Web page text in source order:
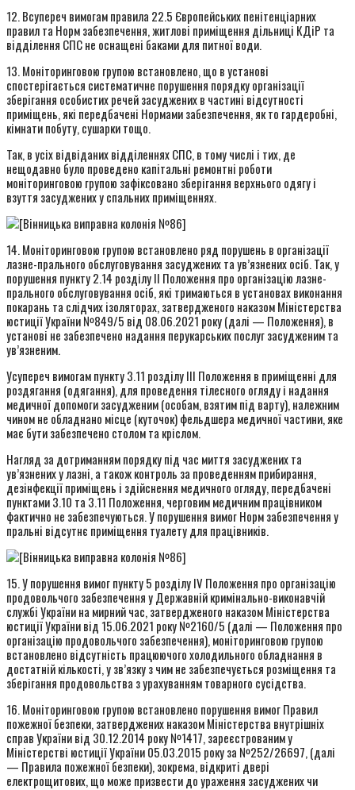
12. Всупереч вимогам правила 22.5 Європейських пенітенціарних
правил та Норм забезпечення, житлові приміщення дільниці КДіР та
відділення СПС не оснащені баками для питної води.
13. Моніторинговою групою встановлено, що в установі
спостерігається систематичне порушення порядку організації
зберігання особистих речей засуджених в частині відсутності
приміщень, які передбачені Нормами забезпечення, як то гардеробні,
кімнати побуту, сушарки тощо.
Так, в усіх відвіданих відділеннях СПС, в тому числі і тих, де
нещодавно було проведено капітальні ремонтні роботи
моніторинговою групою зафіксовано зберігання верхнього одягу і
взуття засуджених у спальних приміщеннях.
14. Моніторинговою групою встановлено ряд порушень в організації
лазне-прального обслуговування засуджених та ув’язнених осіб. Так, у
порушення пункту 2.14 розділу II Положення про організацію лазне-
прального обслуговування осіб, які тримаються в установах виконання
покарань та слідчих ізоляторах, затвердженого наказом Міністерства
юстиції України №849/5 від 08.06.2021 року (далі — Положення), в
установі не забезпечено надання перукарських послуг засудженим та
ув’язненим.
Усупереч вимогам пункту 3.11 розділу ІІІ Положення в приміщенні для
роздягання (одягання), для проведення тілесного огляду і надання
медичної допомоги засудженим (особам, взятим під варту), належним
чином не обладнано місце (куточок) фельдшера медичної частини, яке
має бути забезпечено столом та кріслом.
Нагляд за дотриманням порядку під час миття засуджених та
ув’язнених у лазні, а також контроль за проведенням прибирання,
дезінфекції приміщень і здійснення медичного огляду, передбачені
пунктами 3.10 та 3.11 Положення, черговим медичним працівником
фактично не забезпечуються. У порушення вимог Норм забезпечення у
пральні відсутнє приміщення туалету для працівників.
15. У порушення вимог пункту 5 розділу IV Положення про організацію
продовольчого забезпечення у Державній кримінально-виконавчій
службі України на мирний час, затвердженого наказом Міністерства
юстиції України від 15.06.2021 року №2160/5 (далі — Положення про
організацію продовольчого забезпечення), моніторинговою групою
встановлено відсутність працюючого холодильного обладнання в
достатній кількості, у зв’язку з чим не забезпечується розміщення та
зберігання продовольства з урахуванням товарного сусідства.
16. Моніторинговою групою встановлено порушення вимог Правил
пожежної безпеки, затверджених наказом Міністерства внутрішніх
справ України від 30.12.2014 року №1417, зареєстрованим у
Міністерстві юстиції України 05.03.2015 року за №252/26697, (далі
— Правила пожежної безпеки), зокрема, відкриті двері
електрощитових, що може призвести до ураження засуджених чи